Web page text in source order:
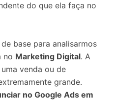
do que ela faça no
base para analisarmos
no Marketing Digital. A
venda ou de
grande.
no Google Ads em